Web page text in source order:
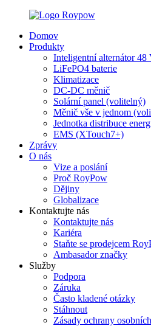
Domov
Produkty
Inteligentní alternátor 48
LiFePO4 baterie
Klimatizace
DC-DC měnič
Solární panel (volitelný)
Měnič vše v jednom
Jednotka distribuce
EMS (XTouch7+)
Zprávy
O nás
Vize a poslání
Proč RoyPow
Dějiny
Globalizace
Kontaktujte nás
Kontaktujte nás
Kariéra
Staňte se prodejcem
Ambasador značky
Služby
Podpora
Záruka
Často kladené otázky
Stáhnout
Zásady ochrany